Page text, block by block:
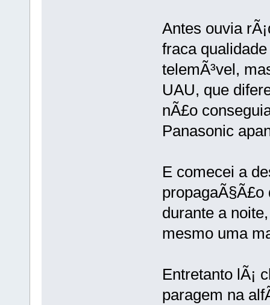
Antes ouvia
fraca
telemÃ³vel,
UAU, que
nÃ£o
Panasonic
E comecei a
durante a
mesmo uma
Entretanto lÃ¡
paragem na